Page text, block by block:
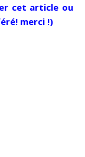
cet article ou
merci !)